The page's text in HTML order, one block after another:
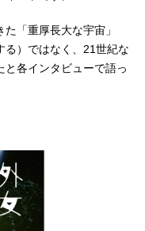
「重厚長大な宇宙」
る）ではなく、21世紀な
と各インタビューで語っ